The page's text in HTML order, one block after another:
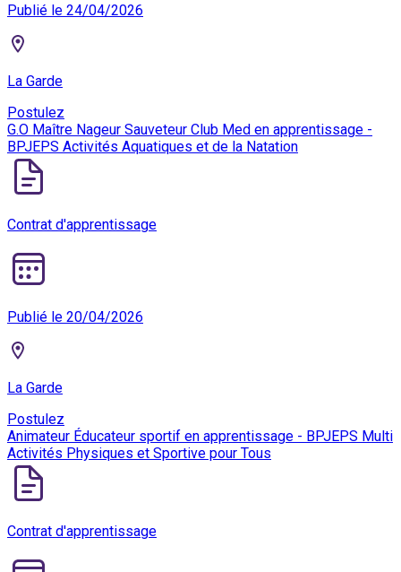
Publié le 24/04/2026
La Garde
Postulez
G.O Maître Nageur Sauveteur Club Med en apprentissage -
BPJEPS Activités Aquatiques et de la Natation
Contrat d'apprentissage
Publié le 20/04/2026
La Garde
Postulez
Animateur Éducateur sportif en apprentissage - BPJEPS Multi
Activités Physiques et Sportive pour Tous
Contrat d'apprentissage